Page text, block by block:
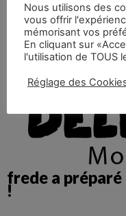
frede a préparé
!
Nous utilisons des
vous offrir
mémorisant vos
En cliquant sur
l'utilisation de TOUS
Réglage des